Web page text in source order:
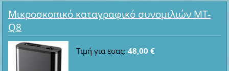
Μικροσκοπικό καταγραφικό συνομιλιών MT-
Q8
Τιμή για εσας: 48,00 €